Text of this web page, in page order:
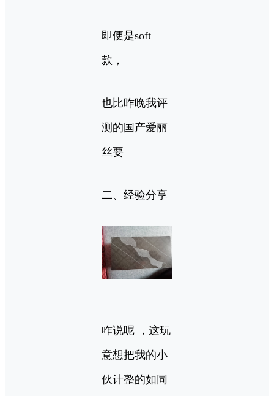
即便是soft
款，
也比昨晚我评
测的国产爱丽
丝要
二、经验分享
咋说呢 ，这玩
意想把我的小
伙计整的如同